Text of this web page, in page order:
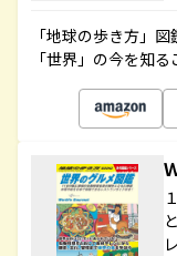
「地球の歩き方」
「世界」の今を知